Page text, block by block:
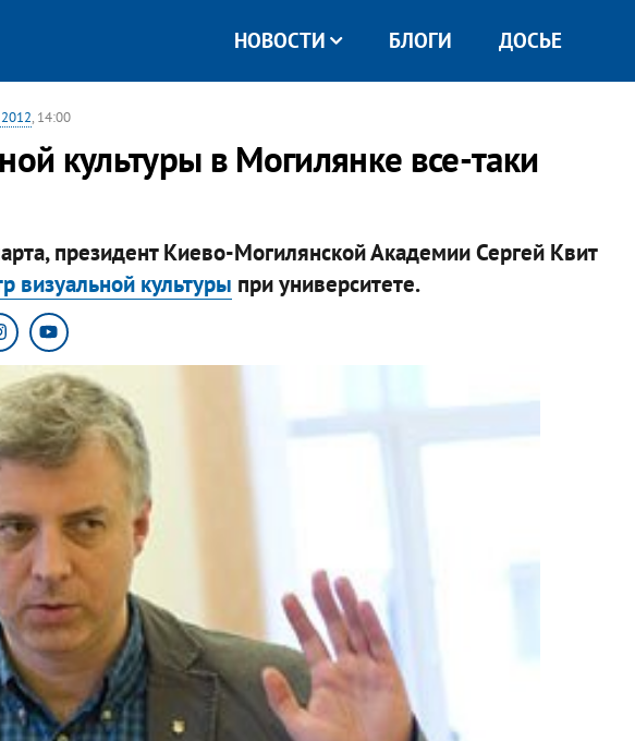
НОВОСТИ БЛОГИ ДОСЬЕ
, 14:00
культуры в Могилянке все-таки
президент Киево-Могилянской Академии Сергей Квит
визуальной культуры при университете.